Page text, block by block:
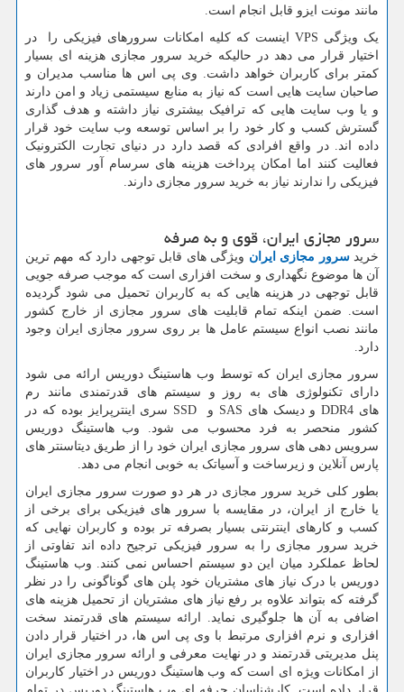
مانند مونت ایزو قابل انجام است.
یک ویژگی VPS اینست که کلیه امکانات سرورهای فیزیکی را در
اختیار قرار می دهد در حالیکه خرید سرور مجازی هزینه ای بسیار
کمتر برای کاربران خواهد داشت. وی پی اس ها مناسب مدیران و
صاحبان سایت هایی است که نیاز به منابع سیستمی زیاد و امن دارند
و یا وب سایت هایی که ترافیک بیشتری نیاز داشته و هدف گذاری
گسترش کسب و کار خود را بر اساس توسعه وب سایت خود قرار
داده اند. در واقع افرادی که قصد دارد در دنیای تجارت الکترونیک
فعالیت کنند اما امکان پرداخت هزینه های سرسام آور سرور های
فیزیکی را ندارند نیاز به خرید سرور مجازی دارند.
سرور مجازی ایران، قوی و به صرفه
خریدسرور مجازی ایران ویژگی های قابل توجهی دارد که مهم ترین
آن ها موضوع نگهداری و سخت افزاری است که موجب صرفه جویی
قابل توجهی در هزینه هایی که به کاربران تحمیل می شود گردیده
است. ضمن اینکه تمام قابلیت های سرور مجازی از خارج کشور
مانند نصب انواع سیستم عامل ها بر روی سرور مجازی ایران وجود
دارد.
سرور مجازی ایران که توسط وب هاستینگ دوریس ارائه می شود
دارای تکنولوژی های به روز و سیستم های قدرتمندی مانند رم
های DDR4 و دیسک های SAS و SSD سری اینترپرایز بوده که در
کشور منحصر به فرد محسوب می شود. وب هاستینگ دوریس
سرویس دهی های سرور مجازی ایران خود را از طریق دیتاسنتر های
پارس آنلاین و زیرساخت و آسیاتک به خوبی انجام می دهد.
بطور کلی خرید سرور مجازی در هر دو صورت سرور مجازی ایران
یا خارج از ایران، در مقایسه با سرور های فیزیکی برای برخی از
کسب و کارهای اینترنتی بسیار بصرفه تر بوده و کاربران نهایی که
خرید سرور مجازی را به سرور فیزیکی ترجیح داده اند تفاوتی از
لحاظ عملکرد میان این دو سیستم احساس نمی کنند. وب هاستینگ
دوریس با درک نیاز های مشتریان خود پلن های گوناگونی را در نظر
گرفته که بتواند علاوه بر رفع نیاز های مشتریان از تحمیل هزینه های
اضافی به آن ها جلوگیری نماید. ارائه سیستم های قدرتمند سخت
افزاری و نرم افزاری مرتبط با وی پی اس ها، در اختیار قرار دادن
پنل مدیریتی قدرتمند و در نهایت معرفی و ارائه سرور مجازی ایران
از امکانات ویژه ای است که وب هاستینگ دوریس در اختیار کاربران